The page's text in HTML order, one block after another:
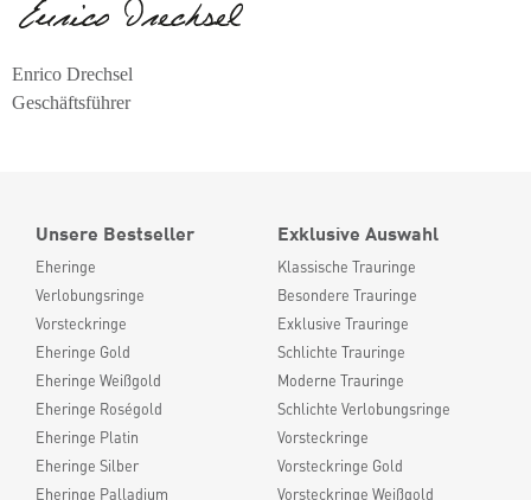
Enrico Drechsel
Geschäftsführer
Unsere Bestseller
Eheringe
Verlobungsringe
Vorsteckringe
Eheringe Gold
Eheringe Weißgold
Eheringe Roségold
Eheringe Platin
Eheringe Silber
Eheringe Palladium
Exklusive Auswahl
Klassische Trauringe
Besondere Trauringe
Exklusive Trauringe
Schlichte Trauringe
Moderne Trauringe
Schlichte Verlobungsringe
Vorsteckringe
Vorsteckringe Gold
Vorsteckringe Weißgold